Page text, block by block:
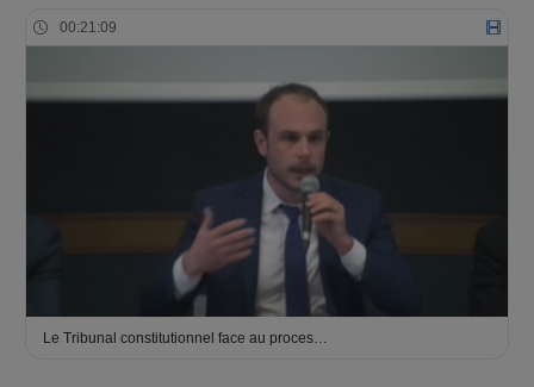
00:21:09
Le Tribunal constitutionnel face au proces…